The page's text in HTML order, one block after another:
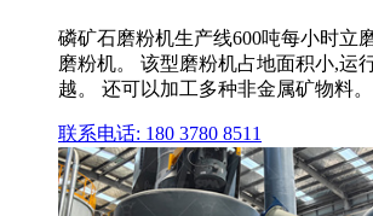
磷矿石磨粉机生产线600吨每小时立
磨粉机。 该型磨粉机占地面积小,运
越。 还可以加工多种非金属矿物料。
联系电话: 180 3780 8511